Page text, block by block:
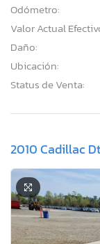
Odómetro:
Valor Actual
Daño:
Ubicación:
Status de Venta:
2010 Cadillac